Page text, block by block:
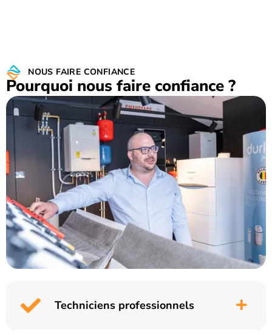
NOUS FAIRE CONFIANCE
Pourquoi nous faire confiance ?
Techniciens professionnels